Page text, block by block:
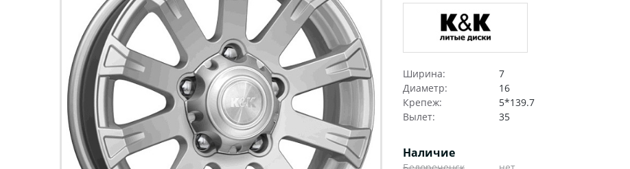
Ширина:
7
Диаметр:
16
Крепеж:
5*139.7
Вылет:
35
Наличие